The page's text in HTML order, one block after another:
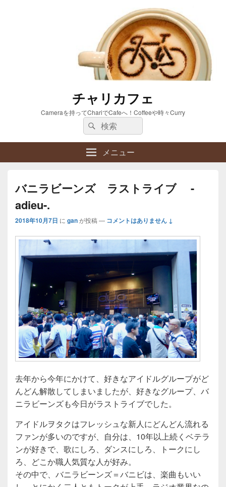
チャリカフェ
Cameraを持ってChariでCafeへ！Coffeeや時々Curry
検
索:
検
索
メニュー
バニラビーンズ ラストライブ -
adieu-.
2018年10月7日 に ganが投稿 — コメントはありません ↓
去年から今年にかけて、好きなアイドルグループがど
んどん解散してしまいましたが、好きなグループ、バ
ニラビーンズも今日がラストライブでした。
アイドルヲタクはフレッシュな新人にどんどん流れる
ファンが多いのですが、自分は、10年以上続くベテラ
ンが好きで、歌にしろ、ダンスにしろ、トークにし
ろ、どこか職人気質な人が好み。
その中で、バニラビーンズ＝バニビは、楽曲もいい